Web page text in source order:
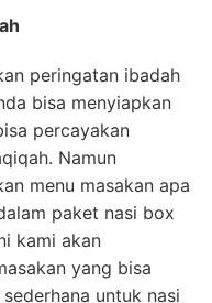
peringatan ibadah
bisa menyiapkan
percayakan
Namun
menu masakan apa
paket nasi box
kami akan
yang bisa
untuk nasi